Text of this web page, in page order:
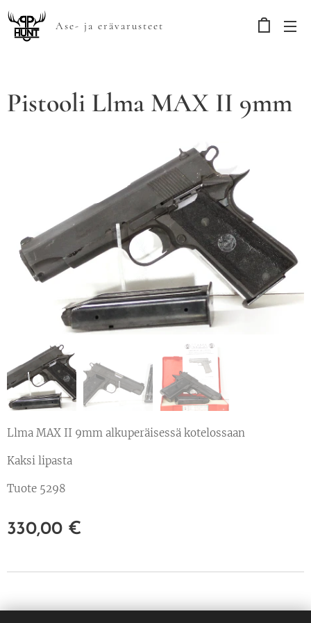
Ase- ja erävarusteet
Pistooli Llma MAX II 9mm
Llma MAX II 9mm alkuperäisessä kotelossaan
Kaksi lipasta
Tuote 5298
330,00 €